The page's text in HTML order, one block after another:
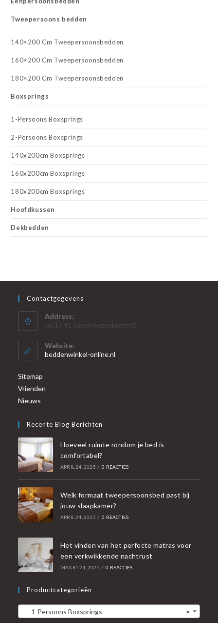
Tweepersoons bedden
140×200 Cm Tweepersoonsbedden
160×200 Cm Tweepersoonsbedden
180×200 Cm Tweepersoonsbedden
Boxsprings
1-Persoons Boxsprings
2-Persoons Boxsprings
140x200cm Boxsprings
160x200cm Boxsprings
180x200cm Boxsprings
Hoofdkussen
Dekbedden
Contactgegevens
Address:
Jol 17 41 (Geen bezoekadres!)
Website:
beddenwinkel-online.nl
Sitemap
Vrienden
Nieuws
Recente Blog Berichten
Hoeveel ruimte rondom je bed is
comfortabel?
APRIL 24, 2025 / 0 REACTIES
Welk formaat tweepersoonsbed past bij
jouw slaapkamer?
APRIL 24, 2025 / 0 REACTIES
Het vinden van het perfecte matras voor
een verkwikkende nachtrust
MAART 24, 2024 / 0 REACTIES
Productcategorieën
×
1-Persoons Boxsprings